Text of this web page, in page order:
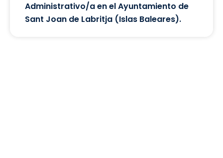
Administrativo/a en el Ayuntamiento de
Sant Joan de Labritja (Islas Baleares).